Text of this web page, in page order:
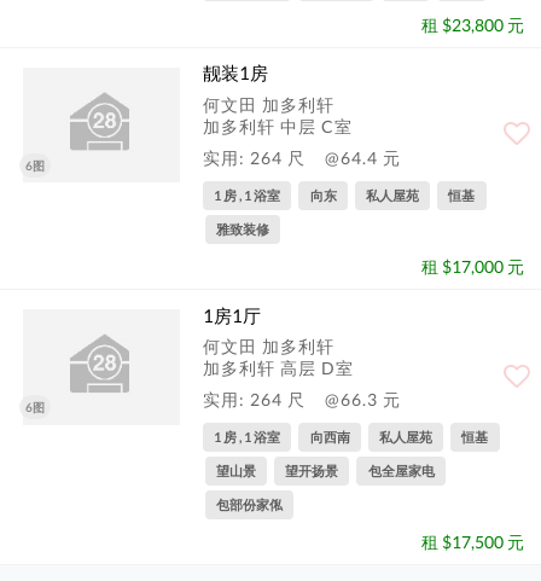
租 $23,800 元
6图
靓装1房
何文田 加多利轩
加多利轩 中层 C室
实用: 264 尺
@64.4 元
1 房 , 1 浴室 向东 私人屋苑 恒基
雅致装修
租 $17,000 元
6图
1房1厅
何文田 加多利轩
加多利轩 高层 D室
实用: 264 尺
@66.3 元
1 房 , 1 浴室 向西南 私人屋苑 恒基
望山景 望开扬景 包全屋家电
包部份家俬
租 $17,500 元